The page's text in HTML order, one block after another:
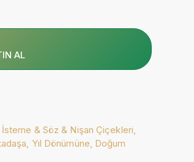
AL
İsteme & Söz & Nişan Çiçekleri,
Yıl Dönümüne, Doğum